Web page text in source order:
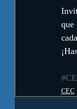
que
CEC